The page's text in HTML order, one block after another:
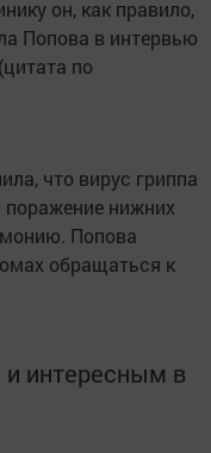
он, как правило,
Попова в интервью
по
что вирус гриппа
нижних
Попова
обращаться к
интересным в